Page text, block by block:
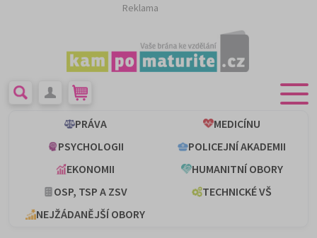
Reklama
PRÁVA
MEDICÍNU
PSYCHOLOGII
POLICEJNÍ AKADEMII
EKONOMII
HUMANITNÍ OBORY
OSP, TSP A ZSV
TECHNICKÉ VŠ
NEJŽÁDANĚJŠÍ OBORY